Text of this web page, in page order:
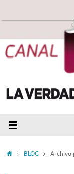
InicioBLOG Archivo